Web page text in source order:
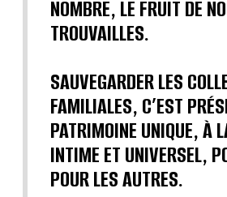
NOMBRE, LE FRUIT DE
TROUVAILLES.
SAUVEGARDER LES
FAMILIALES, C’EST
PATRIMOINE UNIQUE, À
INTIME ET UNIVERSEL,
POUR LES AUTRES.